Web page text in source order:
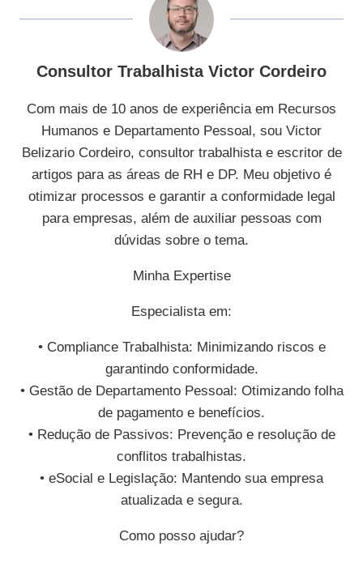
Consultor Trabalhista Victor Cordeiro
Com mais de 10 anos de experiência em Recursos
Humanos e Departamento Pessoal, sou Victor
Belizario Cordeiro, consultor trabalhista e escritor de
artigos para as áreas de RH e DP. Meu objetivo é
otimizar processos e garantir a conformidade legal
para empresas, além de auxiliar pessoas com
dúvidas sobre o tema.
Minha Expertise
Especialista em:
• Compliance Trabalhista: Minimizando riscos e
garantindo conformidade.
• Gestão de Departamento Pessoal: Otimizando folha
de pagamento e benefícios.
• Redução de Passivos: Prevenção e resolução de
conflitos trabalhistas.
• eSocial e Legislação: Mantendo sua empresa
atualizada e segura.
Como posso ajudar?